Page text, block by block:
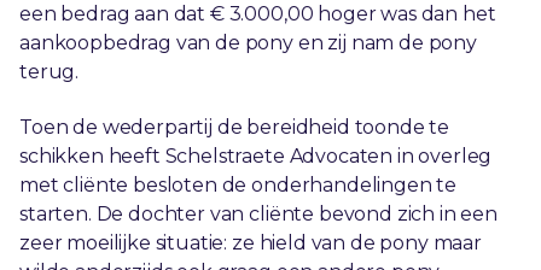
een bedrag aan dat € 3.000,00 hoger was dan het
aankoopbedrag van de pony en zij nam de pony
terug.
Toen de wederpartij de bereidheid toonde te
schikken heeft Schelstraete Advocaten in overleg
met cliënte besloten de onderhandelingen te
starten. De dochter van cliënte bevond zich in een
zeer moeilijke situatie: ze hield van de pony maar